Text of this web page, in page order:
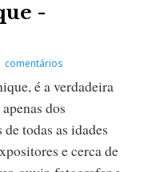
-
comentários
é a verdadeira
dos
todas as idades
e cerca de